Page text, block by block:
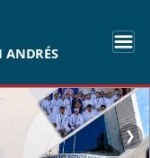
ANDRÉS
❯